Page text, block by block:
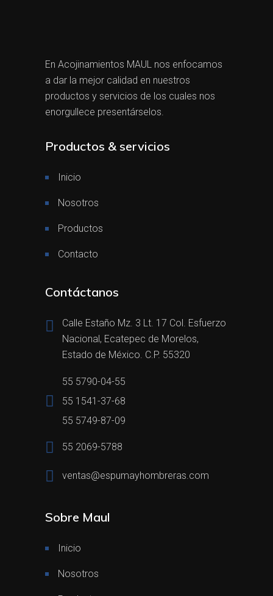
En Acojinamientos MAUL nos enfocamos
a dar la mejor calidad en nuestros
productos y servicios de los cuales nos
enorgullece presentárselos.
Productos & servicios
Inicio
Nosotros
Productos
Contacto
Contáctanos
Calle Estaño Mz. 3 Lt. 17 Col. Esfuerzo
Nacional, Ecatepec de Morelos,
Estado de México. C.P. 55320
55 5790-04-55
55 1541-37-68
55 5749-87-09
55 2069-5788
ventas@espumayhombreras.com
Sobre Maul
Inicio
Nosotros